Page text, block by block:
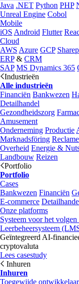
Java .NET Python PHP
Unreal Engine Cobol
Mobile
iOS Android Flutter
Cloud
AWS Azure GCP
ERP& CRM
SAP MS Dynamics 365
Industrieën
Alle industrieën
Financiën Bankwezen
Detailhandel
Gezondheidszorg
Amusement
Onderneming Productie
Marknadsföring Reclame
Overheid Energie &
Landbouw Reizen
Portfolio
Portfolio
Cases
Bankwezen Financiën
E-commerce
Onze platforms
Systeem voor het
Leerbeheersysteem
Geïntegreerd AI-
cryptovaluta
Lees casestudy
Inhuren
Inhuren
Toegewijde